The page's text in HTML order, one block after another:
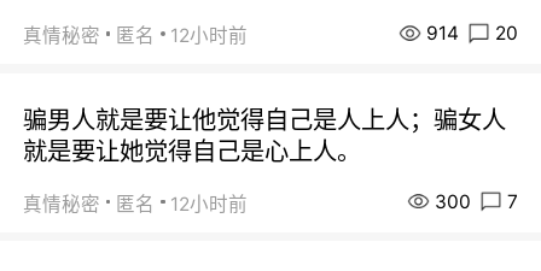
真情秘密 匿名 12小时前 914 20
骗男人就是要让他觉得自己是人上人；骗女人
就是要让她觉得自己是心上人。
真情秘密 匿名 12小时前 300 7